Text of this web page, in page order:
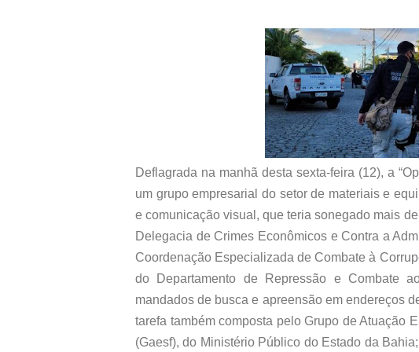
Deflagrada na manhã desta sexta-feira (12), a
um grupo empresarial do setor de materiais e
e comunicação visual, que teria sonegado mais
Delegacia de Crimes Econômicos e Contra a
Coordenação Especializada de Combate à
do Departamento de Repressão e Combate
mandados de busca e apreensão em endereços
tarefa também composta pelo Grupo de Atuação
(Gaesf), do Ministério Público do Estado da